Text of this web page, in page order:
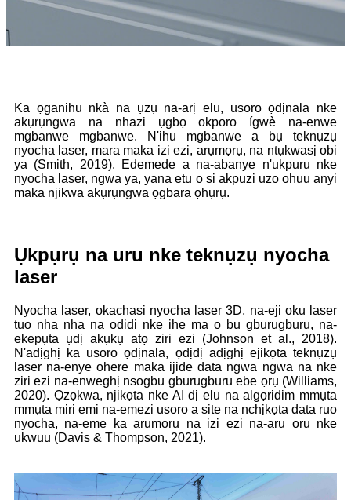
Ka ọganihu nkà na ụzụ na-arị elu, usoro ọdịnala nke
akụrụngwa na nhazi ụgbọ okporo ígwè na-enwe
mgbanwe mgbanwe. N'ihu mgbanwe a bụ teknụzụ
nyocha laser, mara maka izi ezi, arụmọrụ, na ntụkwasị obi
ya (Smith, 2019). Edemede a na-abanye n'ụkpụrụ nke
nyocha laser, ngwa ya, yana etu o si akpụzi ụzọ ọhụụ anyị
maka njikwa akụrụngwa ọgbara ọhụrụ.
Ụkpụrụ na uru nke teknụzụ nyocha
laser
Nyocha laser, ọkachasị nyocha laser 3D, na-eji ọkụ laser
tụọ nha nha na ọdịdị nke ihe ma ọ bụ gburugburu, na-
ekepụta ụdị akụkụ atọ ziri ezi (Johnson et al., 2018).
N'adịghị ka usoro ọdịnala, ọdịdị adịghị ejikọta teknụzụ
laser na-enye ohere maka ijide data ngwa ngwa na nke
ziri ezi na-enweghị nsogbu gburugburu ebe ọrụ (Williams,
2020). Ọzọkwa, njikọta nke AI dị elu na algọridim mmụta
mmụta miri emi na-emezi usoro a site na nchịkọta data ruo
nyocha, na-eme ka arụmọrụ na izi ezi na-arụ ọrụ nke
ukwuu (Davis & Thompson, 2021).